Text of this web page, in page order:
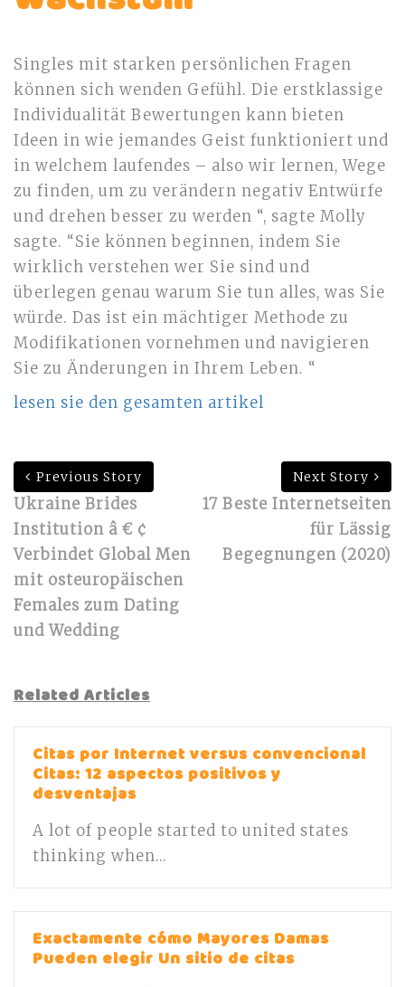
Singles mit starken persönlichen Fragen
können sich wenden Gefühl. Die erstklassige
Individualität Bewertungen kann bieten
Ideen in wie jemandes Geist funktioniert und
in welchem laufendes – also wir lernen, Wege
zu finden, um zu verändern negativ Entwürfe
und drehen besser zu werden “, sagte Molly
sagte. “Sie können beginnen, indem Sie
wirklich verstehen wer Sie sind und
überlegen genau warum Sie tun alles, was Sie
würde. Das ist ein mächtiger Methode zu
Modifikationen vornehmen und navigieren
Sie zu Änderungen in Ihrem Leben. “
lesen sie den gesamten artikel
Previous Story
Ukraine Brides
Institution â € ¢
Verbindet Global Men
mit osteuropäischen
Females zum Dating
und Wedding
Next Story
17 Beste Internetseiten
für Lässig
Begegnungen (2020)
Related Articles
Citas por Internet versus convencional
Citas: 12 aspectos positivos y
desventajas
A lot of people started to united states
thinking when...
Exactamente cómo Mayores Damas
Pueden elegir Un sitio de citas